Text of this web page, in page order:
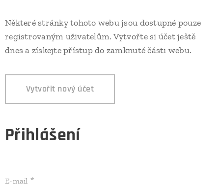
Některé stránky tohoto webu jsou dostupné pouze
registrovaným uživatelům. Vytvořte si účet ještě
dnes a získejte přístup do zamknuté části webu.
Vytvořit nový účet
Přihlášení
E-mail